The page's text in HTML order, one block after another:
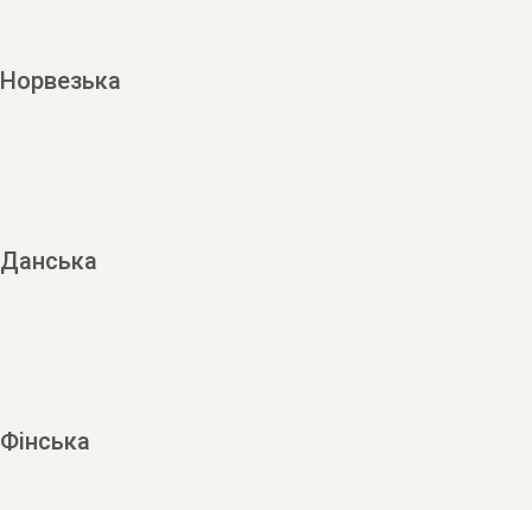
Норвезька
Данська
Фінська